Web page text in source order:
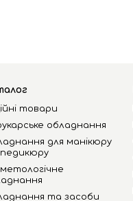
товари
обладнання
для манікюру
та засоби